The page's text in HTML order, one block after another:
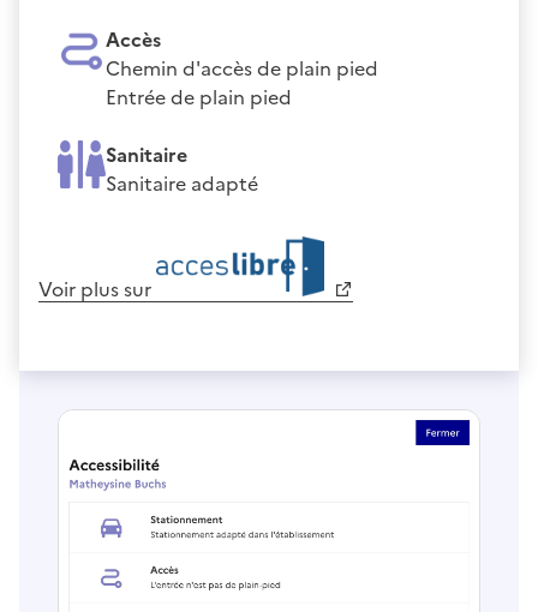
Accès
Chemin d'accès de plain pied
Entrée de plain pied
Sanitaire
Sanitaire adapté
Voir plus sur